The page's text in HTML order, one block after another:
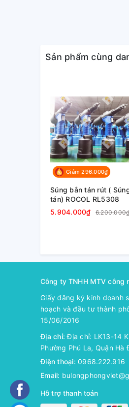
-Bộ phận mũi rút:được
2. Công dụng của
Súng ROCOL - RL860
- Lực kéo: 22KN
- Hành trình: 7mm
- Điện áp định mức: Pin
- Dung lượng pin: 18V /
- Tuổi thọ pin: Hết pin
- Trọng lượng không có
Sản phẩm cùng
Giảm 296.000₫
Súng bắn tán rút (
tán) ROCOL RL5308
5.904.000₫
Công ty TNHH MTV công
Giấy đăng ký kinh doanh
hoạch và đầu tư thành
15/06/2016
Địa chỉ:Địa chỉ: LK13-14
Phường Phú La, Quận Hà
Điện thoại: 0968.222.916
Email:
Hỗ trợ thanh toán